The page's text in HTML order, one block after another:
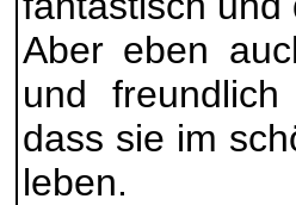
Aber eben
und
dass sie im
leben.